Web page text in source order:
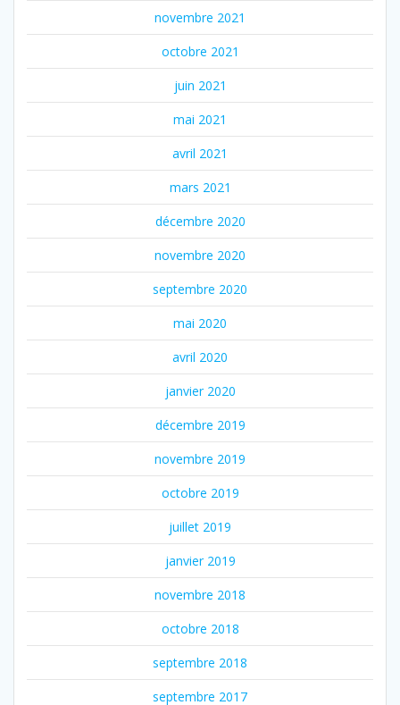
novembre 2021
octobre 2021
juin 2021
mai 2021
avril 2021
mars 2021
décembre 2020
novembre 2020
septembre 2020
mai 2020
avril 2020
janvier 2020
décembre 2019
novembre 2019
octobre 2019
juillet 2019
janvier 2019
novembre 2018
octobre 2018
septembre 2018
septembre 2017